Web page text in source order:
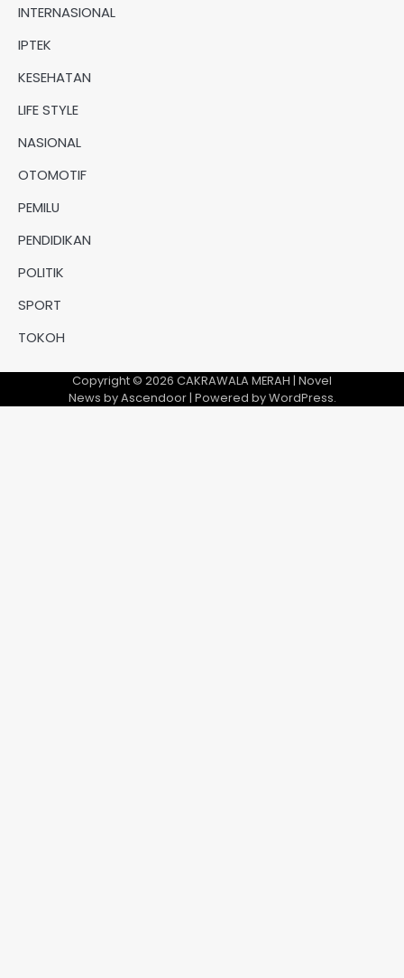
INTERNASIONAL
IPTEK
KESEHATAN
LIFE STYLE
NASIONAL
OTOMOTIF
PEMILU
PENDIDIKAN
POLITIK
SPORT
TOKOH
Copyright © 2026 CAKRAWALA MERAH | Novel
News byAscendoor| Powered byWordPress.